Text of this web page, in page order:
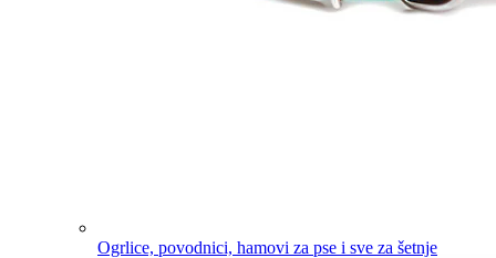
Ogrlice, povodnici, hamovi za pse i sve za šetnje